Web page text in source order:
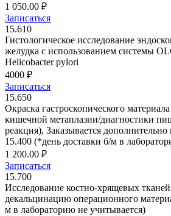
1 050.00 ₽
Записаться
15.610
Гистологическое исследование
желудка с использованием системы
Helicobacter pylori
4000 ₽
Записаться
15.650
Окраска гастроскопического
кишечной метаплазии/диагностики
реакция), Заказывается
15.400 (*день доставки б/м в
1 200.00 ₽
Записаться
15.700
Исследование костно-хрящевых
декальцинацию операционного
м в лабораторию не учитывается)